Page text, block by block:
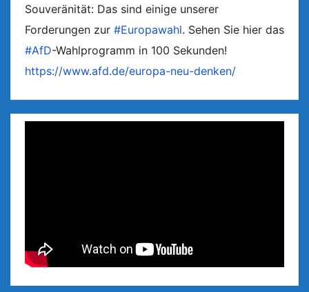
Souveränität: Das sind einige unserer
Forderungen zur #Europawahl. Sehen Sie hier das
#AfD-Wahlprogramm in 100 Sekunden!
https://www.afd.de/europa-neu-denken/